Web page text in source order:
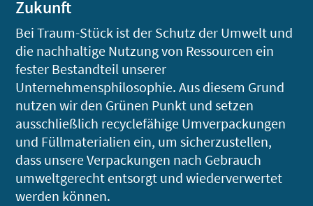
Zukunft
Bei Traum-Stück ist der Schutz der Umwelt und
die nachhaltige Nutzung von Ressourcen ein
fester Bestandteil unserer
Unternehmensphilosophie. Aus diesem Grund
nutzen wir den Grünen Punkt und setzen
ausschließlich recyclefähige Umverpackungen
und Füllmaterialien ein, um sicherzustellen,
dass unsere Verpackungen nach Gebrauch
umweltgerecht entsorgt und wiederverwertet
werden können.